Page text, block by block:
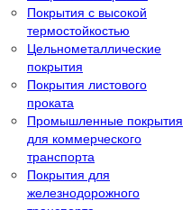
Покрытия с высокой
термостойкостью
Цельнометаллические
покрытия
Покрытия листового
проката
Промышленные покрытия
для коммерческого
транспорта
Покрытия для
железнодорожного